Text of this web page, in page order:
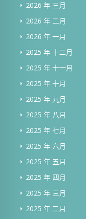
2026 年 三月
2026 年 二月
2026 年 一月
2025 年 十二月
2025 年 十一月
2025 年 十月
2025 年 九月
2025 年 八月
2025 年 七月
2025 年 六月
2025 年 五月
2025 年 四月
2025 年 三月
2025 年 二月